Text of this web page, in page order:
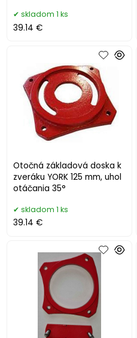
skladom 1 ks
39.14 €
Otočná základová doska k
zveráku YORK 125 mm, uhol
otáčania 35°
skladom 1 ks
39.14 €